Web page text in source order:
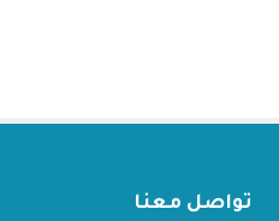
تواصل معنا